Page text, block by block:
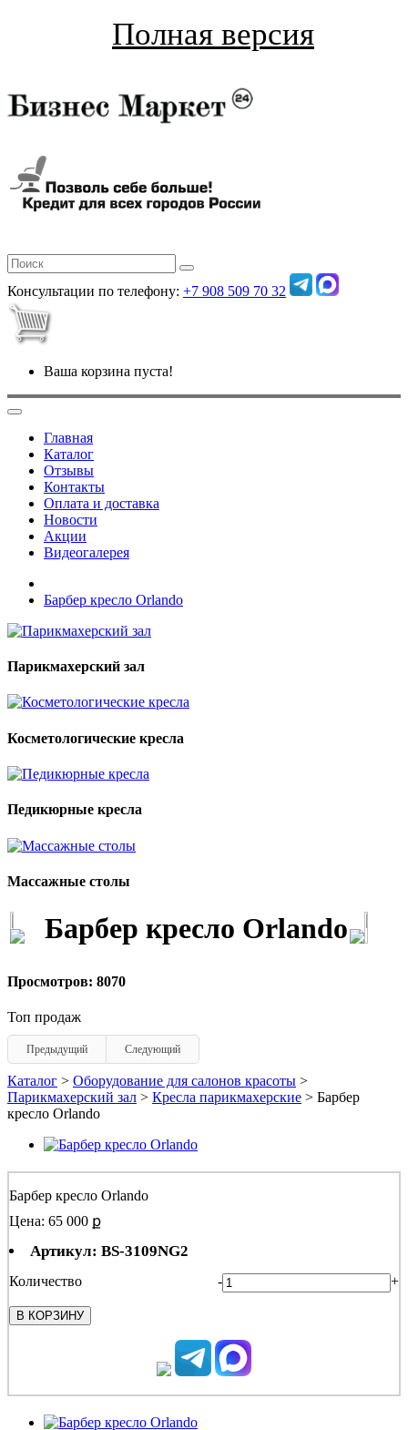
Полная версия
Консультации по телефону: +7 908 509 70 32
Ваша корзина пуста!
Главная
Каталог
Отзывы
Контакты
Оплата и доставка
Новости
Акции
Видеогалерея
Барбер кресло Orlando
Парикмахерский зал
Косметологические кресла
Педикюрные кресла
Массажные столы
Барбер кресло Orlando
Просмотров: 8070
Топ продаж
Предыдущий Следующий
Каталог > Оборудование для салонов красоты >
Парикмахерский зал > Кресла парикмахерские > Барбер
кресло Orlando
Барбер кресло Orlando
Цена: 65 000 ք
Артикул: BS-3109NG2
Количество - +
В КОРЗИНУ